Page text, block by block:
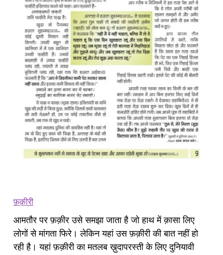
फ़क़ीरी
आमतौर पर फ़क़ीर उसे समझा जाता है जो हाथ में क़ासा लिए
लोगों से मांगता फिरे। लेकिन यहां उस फ़क़ीरी की बात नहीं हो
रही है। यहां फ़क़ीरी का मतलब ख़ुदापरस्ती के लिए दुनियावी